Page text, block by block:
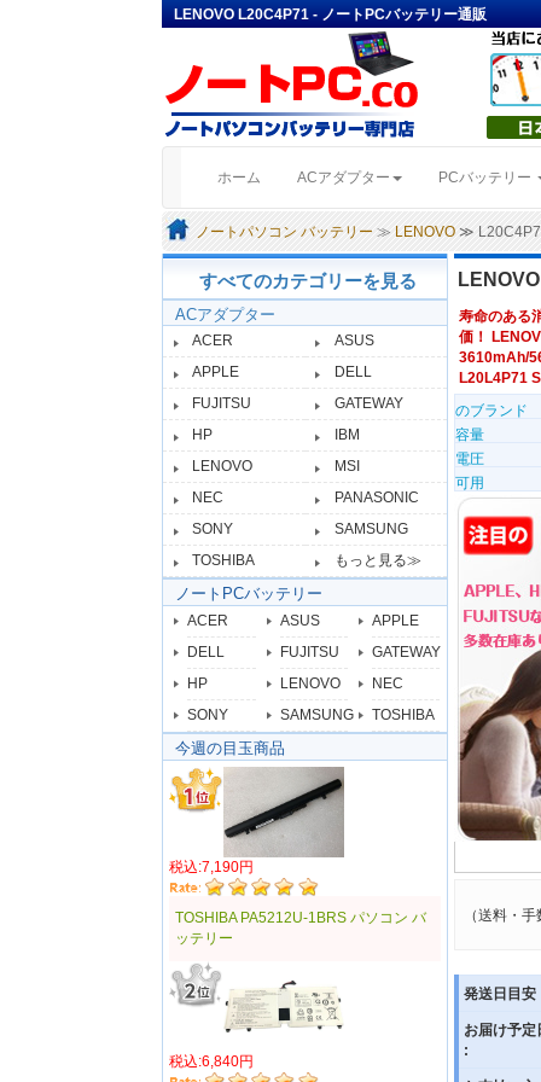
LENOVO L20C4P71 - ノートPCバッテリー通販
ホーム (current)ACアダプター PCバッテリー
ノートパソコン バッテリー ≫ LENOVO ≫
すべてのカテゴリーを見る
ACアダプター
ACER
ASUS
APPLE
DELL
FUJITSU
GATEWAY
HP
IBM
LENOVO
MSI
NEC
PANASONIC
SONY
SAMSUNG
TOSHIBA
もっと見る≫
ノートPCバッテリー
ACER ASUS
APPLE
DELL
FUJITSU
GATEWAY
HP
LENOVO
NEC
SONY
SAMSUNG TOSHIBA
今週の目玉商品
税込:7,190円
TOSHIBA PA5212U-1BRS パソコン バ
ッテリー
税込:6,840円
寿命のある
価！
3610mAh/
L20L4P71
のブランド
容量
電圧
可用
（送料・
発送日目安
お届け予定
: